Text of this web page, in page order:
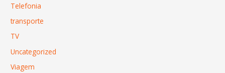
Telefonia
transporte
TV
Uncategorized
Viagem